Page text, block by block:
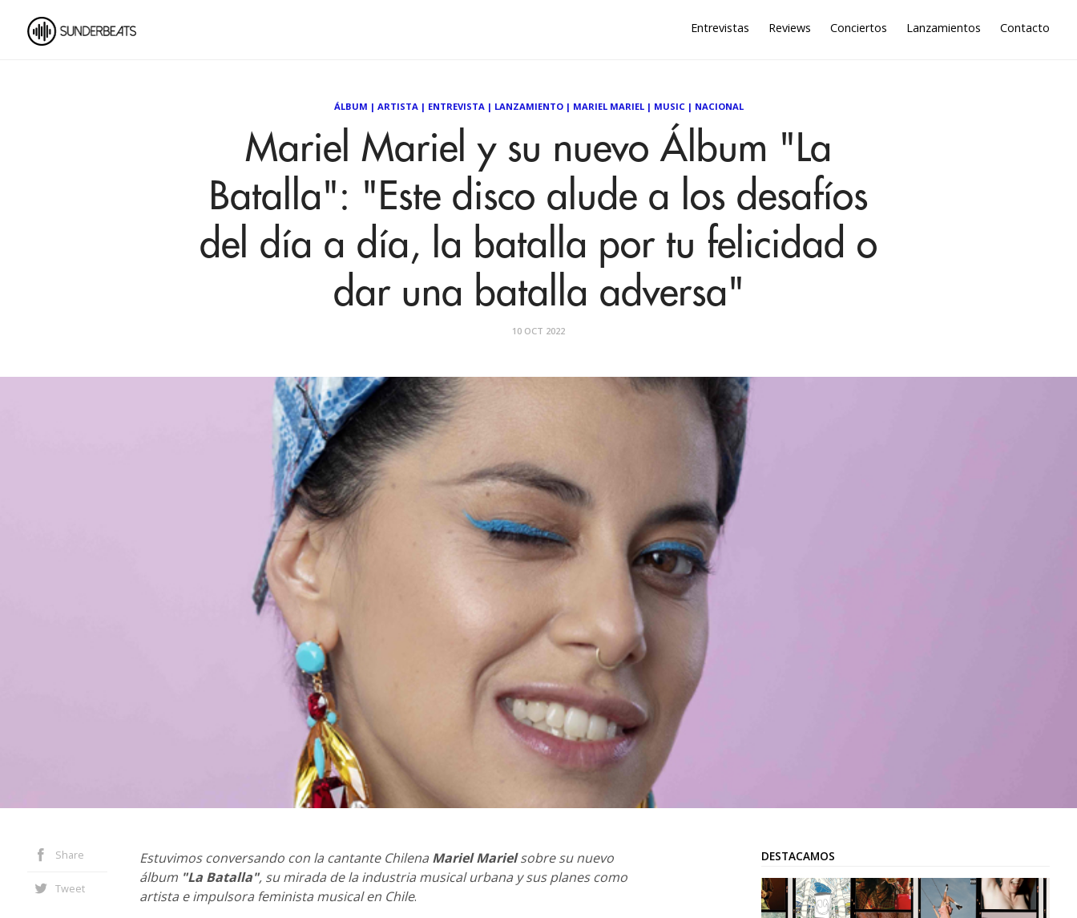
Entrevistas Reviews Conciertos Lanzamientos Contacto
ÁLBUM | ARTISTA| ENTREVISTA| LANZAMIENTO| MARIEL MARIEL| MUSIC| NACIONAL
Mariel Mariel y su nuevo Álbum "La
Batalla": "Este disco alude a los desafíos
del día a día, la batalla por tu felicidad o
dar una batalla adversa"
10 OCT 2022
Share
Tweet
Estuvimos conversando con la cantante Chilena Mariel Marielsobre su nuevo
álbum "La Batalla", su mirada de la industria musical urbana y sus planes como
artista e impulsora feminista musical en Chile.
DESTACAMOS